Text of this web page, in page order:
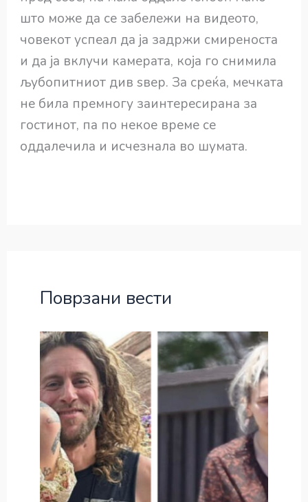
што може да се забележи на видеото,
човекот успеал да ја задржи смиреноста
и да ја вклучи камерата, која го снимила
љубопитниот див ѕвер. За среќа, мечката
не била премногу заинтересирана за
гостинот, па по некое време се
оддалечила и исчезнала во шумата.
Поврзани вести